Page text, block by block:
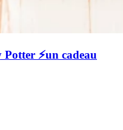
⚡️un cadeau